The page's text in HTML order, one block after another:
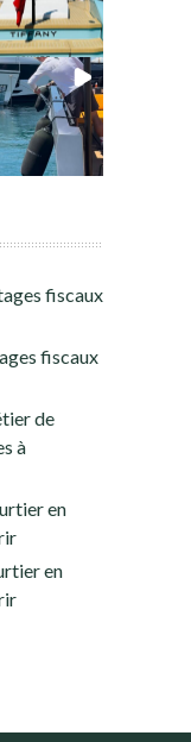
fiscaux
fiscaux
de
à
en
en